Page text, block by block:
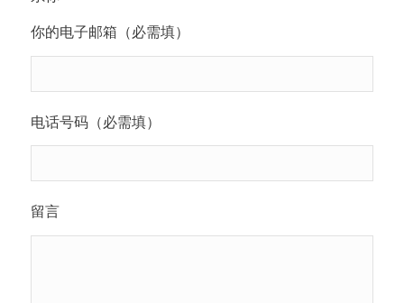
你的电子邮箱（必需填）
电话号码（必需填）
留言